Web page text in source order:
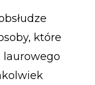
które
laurowego